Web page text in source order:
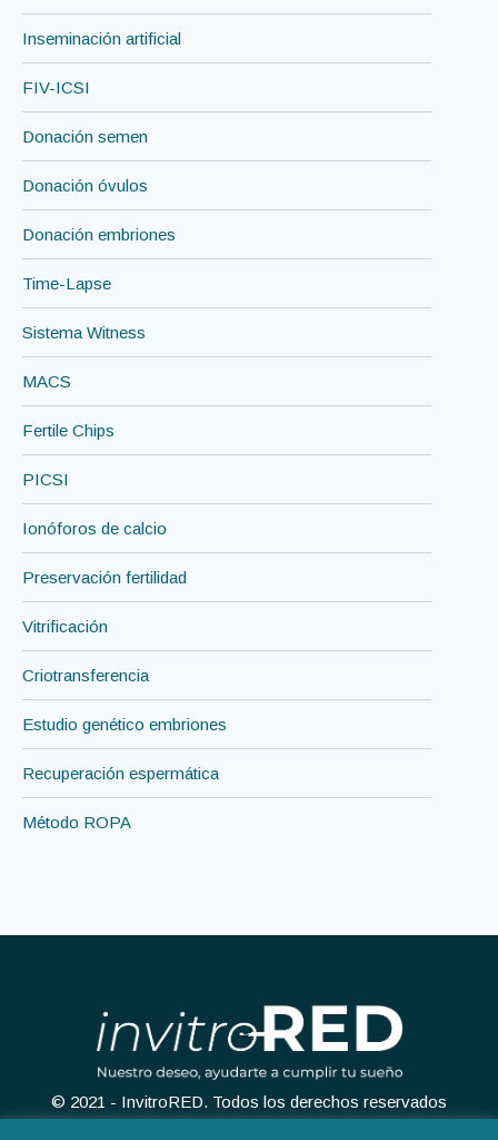
Inseminación artificial
FIV-ICSI
Donación semen
Donación óvulos
Donación embriones
Time-Lapse
Sistema Witness
MACS
Fertile Chips
PICSI
Ionóforos de calcio
Preservación fertilidad
Vitrificación
Criotransferencia
Estudio genético embriones
Recuperación espermática
Método ROPA
© 2021 - InvitroRED. Todos los derechos reservados